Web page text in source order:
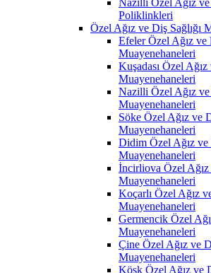
Poliklinkleri
Özel Ağız ve Diş Sağlığı
Efeler Özel Ağız ve
Muayenehaneleri
Kuşadası Özel Ağız
Muayenehaneleri
Nazilli Özel Ağız ve
Muayenehaneleri
Söke Özel Ağız ve
Muayenehaneleri
Didim Özel Ağız ve
Muayenehaneleri
İncirliova Özel Ağız
Muayenehaneleri
Koçarlı Özel Ağız
Muayenehaneleri
Germencik Özel
Muayenehaneleri
Çine Özel Ağız ve
Muayenehaneleri
Köşk Özel Ağız ve